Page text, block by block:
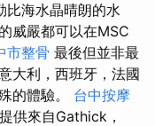
比海水晶晴朗的水
威嚴都可以在MSC
市整骨 最後但並非最
大利，西班牙，法國
的體驗。 台中按摩
供來自Gathick，